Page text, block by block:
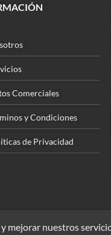
Comerciales
y Condiciones
de Privacidad
nuestros